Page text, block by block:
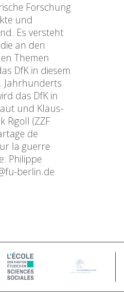
Forschung
und
Es versteht
an den
Themen
DfK in diesem
Jahrhunderts
das DfK in
und Klaus-
Rigoll (ZZF
de
la guerre
Philippe
berlin.de